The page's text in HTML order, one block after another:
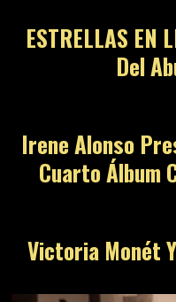
ESTRELLAS EN
Del
Irene Alonso
Cuarto Álbum
Victoria Monét